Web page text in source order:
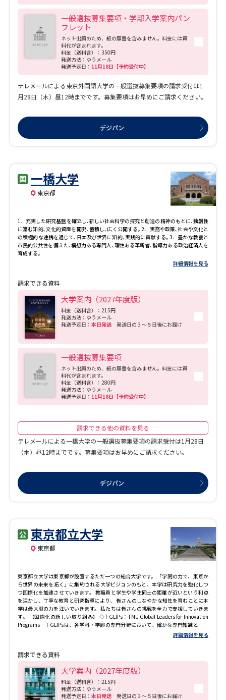
オープンキャンパス検索 実施プログラムから探す
来場型・Web型イベント特集 夢ナビライブ
受験準備 資料検索
志望校・出願校を調べる
テレメール全国一斉進学調査
新生活お役立ちガイド
学問発見 学問検索
大学で学びたい学問発見
学問のミニ講義「夢ナビ講義」 学問分野解説
学問の教科書
ユーザーサポート
Ｑ＆Ａ よくあるご質問
お支払いについて
テレメール
お支払いサイト
個人情報取扱規定
特定商取引表記
一般選抜募集要項・学部入学案内パン
フレット
ネット出願のため、紙の願書を含みません。料金には資
料代が含まれます。
料金（送料含）：350円
発送方法：ゆうメール
発送予定日： 11月18日【予約受付中】
テレメールによる東京外国語大学の一般選抜募集要項の請求受付は1
月28日（木）昼12時までです。募集要項はお早めにご請求ください。
デジパン
一橋大学
東京都
1．充実した研究基盤を確立し､新しい社会科学の探究と創造の精神のもとに､独創性
に富む知的､文化的資産を開発､蓄積し､広く公開する｡ 2．実務や政策､社会や文化と
の積極的な連携を通じて､日本及び世界に知的､実践的に貢献する｡ 3．豊かな教養と
市民的公共性を備えた､構想力ある専門人､理性ある革新者､指導力ある政治経済人を
育成する｡
詳細情報を見る
請求できる資料
大学案内（2027年度版）
料金（送料含）：215円
発送方法：ゆうメール
発送予定日： 本日発送 発送日の３～５日後にお届け
一般選抜募集要項
ネット出願のため、紙の願書を含みません。料金には資
料代が含まれます。
料金（送料含）：280円
発送方法：ゆうメール
発送予定日： 11月18日【予約受付中】
請求できる他の資料を見る
テレメールによる一橋大学の一般選抜募集要項の請求受付は1月28日
（木）昼12時までです。募集要項はお早めにご請求ください。
デジパン
東京都立大学
東京都
東京都立大学は東京都が設置するただ一つの総合大学です。 「学問の力で、東京か
ら世界の未来を拓く」に集約される大学ビジョンのもと、本学は研究力を強化しつ
つ国際化を加速させていきます。 教職員と学生や学生同士の距離が近いという利点
を活かし、丁寧な教育と研究指導により、 皆さんのしなやかな知性を育むことに本
学は最大限の力を注いでいきます。 私たちは皆さんの挑戦を全力で支援していきま
す。 【国際化の新しい取り組み】 ◇T-GLIPs：TMU Global Leaders for Innovation
Programs T-GLIPsは、各学科・学部の専門分野において、確かな専門知識と幅広
い国際的視野を有する人材を育成するため、英語のみで履修し学位を取得するプロ
幅広い学問領域の知を集合させた新たな学びを通して、持続可能な都市の実現や
地球規模の課題解決に挑むソーシャルイノベーション人材を育成します。 ※2028年
４月開設予定 (構想中)。本事業は現在計画中の段階であり、今後変更が生じる可能
性があります。
詳細情報を見る
請求できる資料
大学案内（2027年度版）
料金（送料含）：215円
発送方法：ゆうメール
発送予定日： 本日発送 発送日の３～５日後にお届け